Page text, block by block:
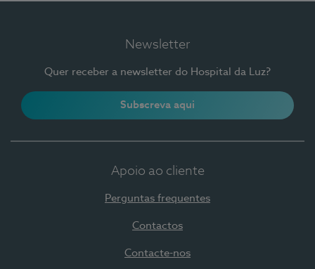
Newsletter
Quer receber a newsletter do Hospital da Luz?
Subscreva aqui
Apoio ao cliente
Perguntas frequentes
Contactos
Contacte-nos